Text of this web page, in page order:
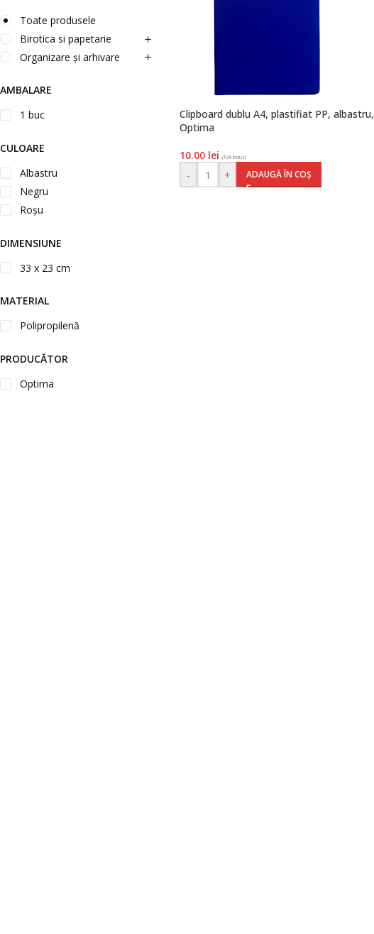
Toate produsele
Birotica si papetarie
Organizare și arhivare
AMBALARE
1 buc
CULOARE
Albastru
Negru
Roșu
DIMENSIUNE
33 x 23 cm
MATERIAL
Polipropilenă
PRODUCĂTOR
Optima
Clipboard dublu A4, plastifiat PP, albastru,
Optima
10.00 lei (TVA inclus)
- + ADAUGĂ ÎN COȘ